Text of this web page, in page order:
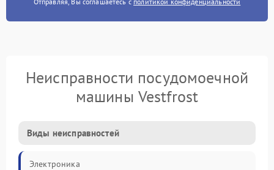
Неисправности посудомоечной
машины Vestfrost
Виды неисправностей
Электроника